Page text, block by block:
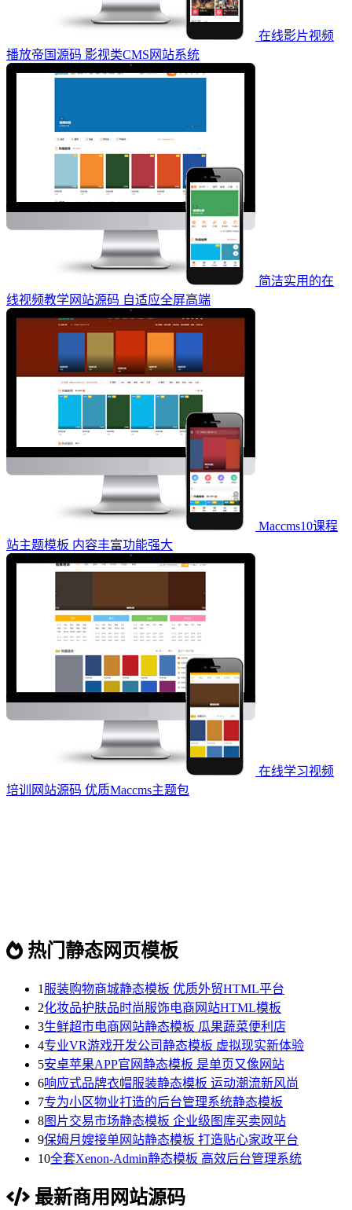
在线影片视频
播放帝国源码 影视类CMS网站系统
简洁实用的在
线视频教学网站源码 自适应全屏高端
Maccms10课程
站主题模板 内容丰富功能强大
在线学习视频
培训网站源码 优质Maccms主题包
热门静态网页模板
1 服装购物商城静态模板 优质外贸HTML平台
2化妆品护肤品时尚服饰电商网站HTML模板
3生鲜超市电商网站静态模板 瓜果蔬菜便利店
4专业VR游戏开发公司静态模板 虚拟现实新体验
5安卓苹果APP官网静态模板 是单页又像网站
6响应式品牌衣帽服装静态模板 运动潮流新风尚
7专为小区物业打造的后台管理系统静态模板
8图片交易市场静态模板 企业级图库买卖网站
9保姆月嫂接单网站静态模板 打造贴心家政平台
10全套Xenon-Admin静态模板 高效后台管理系统
最新商用网站源码